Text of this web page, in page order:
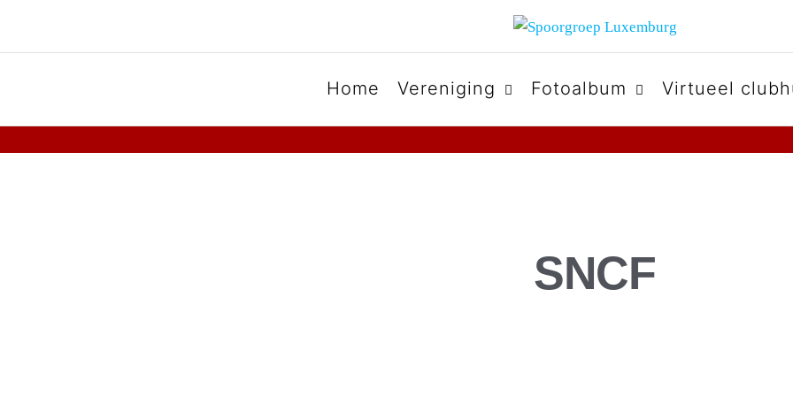
SPOORGROEP LUXEMBURG
Home Vereniging Fotoalbum Virtueel
SNCF